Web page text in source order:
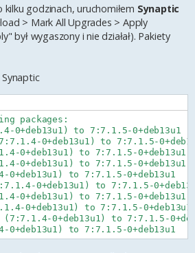
problems, you have held broken
kilku godzinach, uruchomiłem Synaptic
> Mark All Upgrades > Apply
był wygaszony i nie działał). Pakiety
packages:
0+deb13u1) to 7:7.1.5-0+deb13u1
0+deb13u1) to 7:7.1.5-
0+deb13u1) to 7:7.1.5-0+deb13u1
0+deb13u1) to 7:7.1.5-0+deb13u1
to 7:7.1.5-0+deb13u1
0+deb13u1) to 7:7.1.5-
0+deb13u1) to 7:7.1.5-0+deb13u1
0+deb13u1) to 7:7.1.5-0+deb13u1
(7:7.1.4-0+deb13u1) to 7:7.1.5-